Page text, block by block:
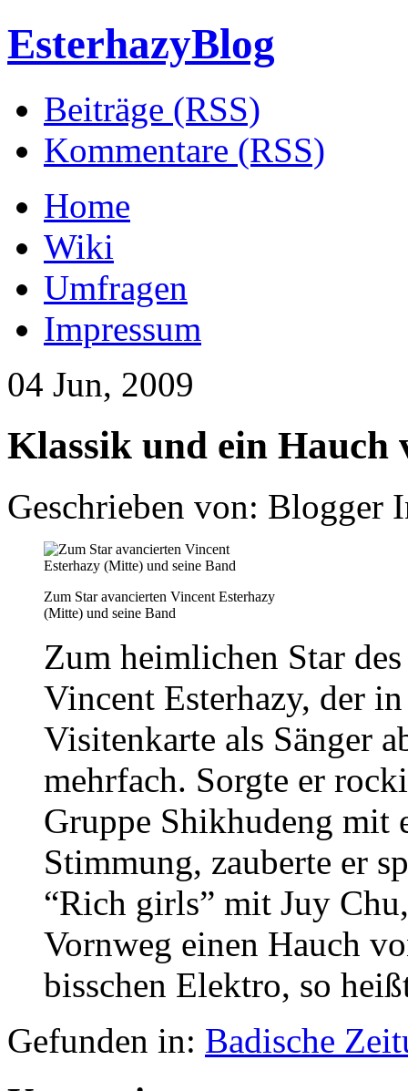
EsterhazyBlog
Beiträge (RSS)
Kommentare (RSS)
Home
Wiki
Umfragen
Impressum
04 Jun, 2009
Klassik und ein Hauch
Geschrieben von: Blogger
Zum Star avancierten Vincent Esterhazy
(Mitte) und seine Band
Zum heimlichen Star
Vincent Esterhazy, der
Visitenkarte als Sänger
mehrfach. Sorgte er
Gruppe Shikhudeng mit
Stimmung, zauberte er
“Rich girls” mit Juy
Vornweg einen Hauch
bisschen Elektro, so
Gefunden in: Badische